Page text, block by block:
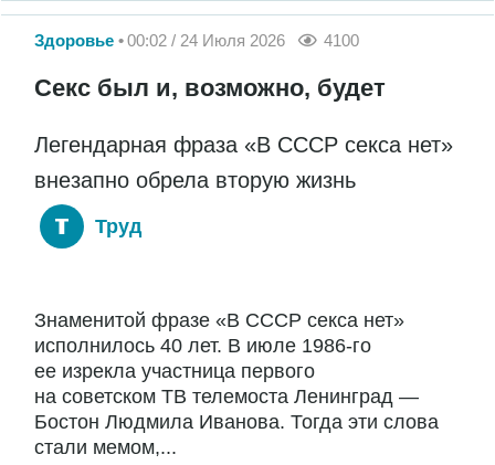
Здоровье 00:02 / 24 Июля 2026 4100
Секс был и, возможно, будет
Легендарная фраза «В СССР секса нет»
внезапно обрела вторую жизнь
Труд
Знаменитой фразе «В СССР секса нет»
исполнилось 40 лет. В июле 1986-го
ее изрекла участница первого
на советском ТВ телемоста Ленинград —
Бостон Людмила Иванова. Тогда эти слова
стали мемом,...